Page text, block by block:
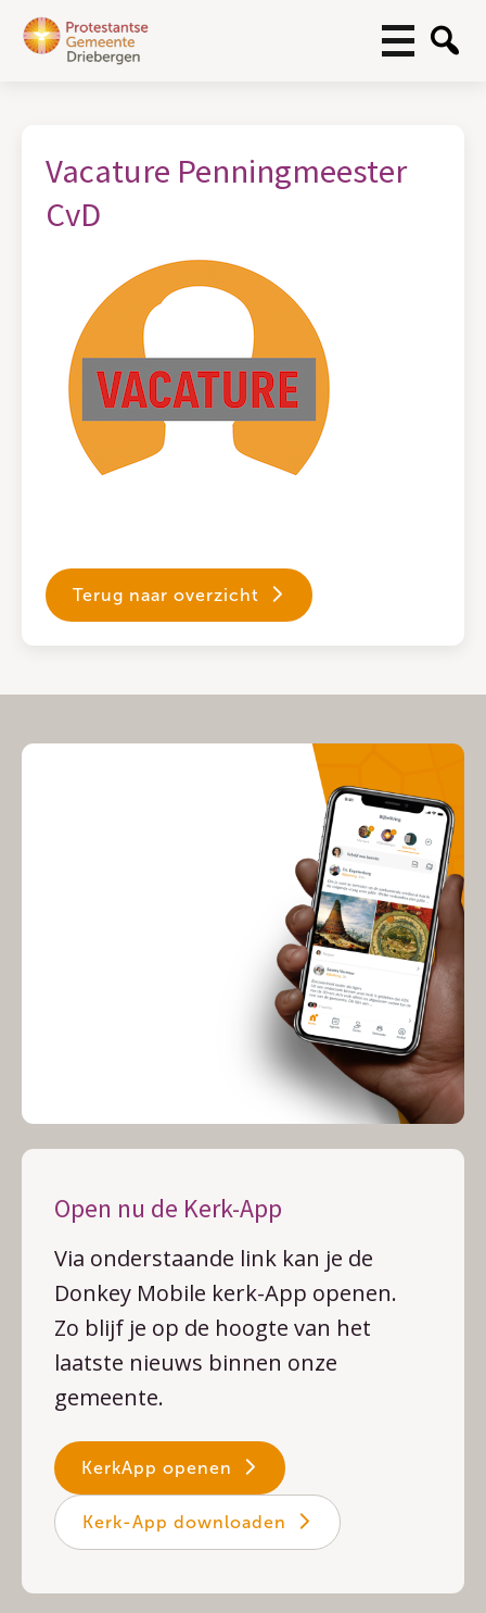
Vacature Penningmeester
CvD
Terug naar overzicht
Open nu de Kerk-App
Via onderstaande link kan je de
Donkey Mobile kerk-App openen.
Zo blijf je op de hoogte van het
laatste nieuws binnen onze
gemeente.
KerkApp openen
Kerk-App downloaden